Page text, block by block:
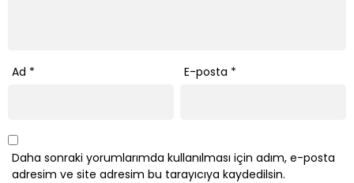
Ad * E-posta *
Daha sonraki yorumlarımda kullanılması için adım, e-posta
adresim ve site adresim bu tarayıcıya kaydedilsin.